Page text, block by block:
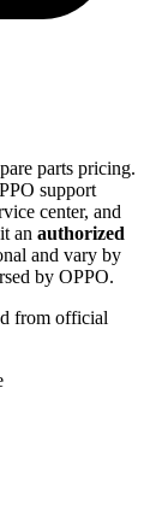
parts pricing.
support
center, and
an authorized
and vary by
by OPPO.
from official